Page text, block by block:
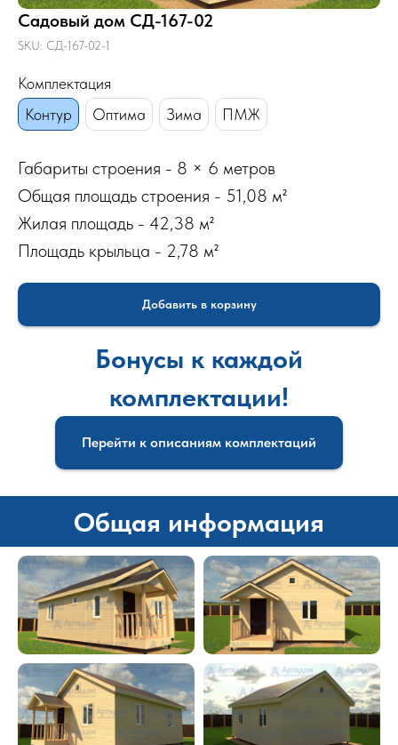
Садовый дом СД-167-02
SKU: СД-167-02-1
Комплектация
Контур
Оптима Зима ПМЖ
Габариты строения - 8 × 6 метров
Общая площадь строения - 51,08 м²
Жилая площадь - 42,38 м²
Площадь крыльца - 2,78 м²
Добавить в корзину
Бонусы к каждой
комплектации!
Перейти к описаниям комплектаций
Общая информация